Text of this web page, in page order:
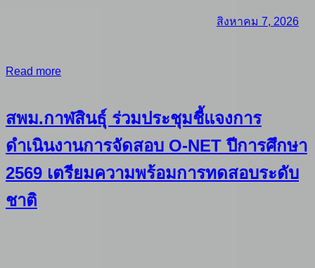
สิงหาคม 7, 2026
Read more
สพม.กาฬสินธุ์ ร่วมประชุมชี้แจงการ
ดำเนินงานการจัดสอบ O-NET ปีการศึกษา
2569 เตรียมความพร้อมการทดสอบระดับ
ชาติ